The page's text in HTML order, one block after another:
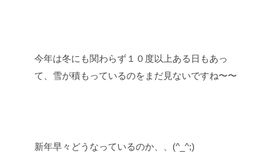
今年は冬にも関わらず１０度以上ある日もあっ
て、雪が積もっているのをまだ見ないですね〜〜
新年早々どうなっているのか、、(^_^;)